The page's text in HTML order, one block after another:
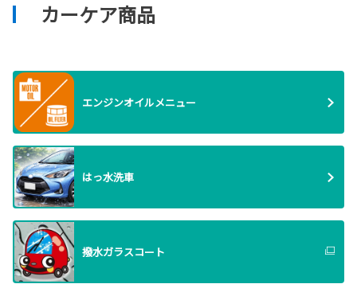
カーケア商品
エンジンオイルメニュー
はっ水洗車
撥水ガラスコート